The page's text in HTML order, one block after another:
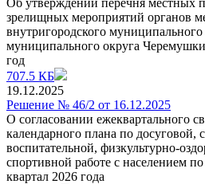
Об утверждении перечня местных
зрелищных мероприятий органов
внутригородского муниципального
муниципального округа
год
707.5 КБ
19.12.2025
Решение № 46/2 от 16.12.2025
О согласовании ежеквартального
календарного плана по досуговой,
воспитательной, физкультурно-
спортивной работе с населением
квартал 2026 года